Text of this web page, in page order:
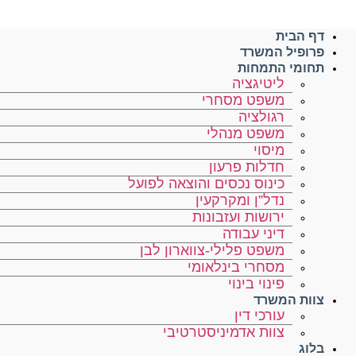
דף הבית
פרופיל המשרד
תחומי התמחות
ליטיגציה
משפט מסחרי
רגולציה
משפט מנהלי
מיסוי
חדלות פרעון
כינוס נכסים והוצאה לפועל
נדל”ן ומקרקעין
ירושות ועזבונות
דיני עבודה
משפט פלילי-צווארון לבן
מסחרי בינלאומי
פינוי בינוי
צוות המשרד
עורכי דין
צוות אדמיניסטרטיבי
בלוג